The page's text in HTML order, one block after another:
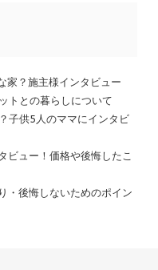
家？施主様インタビュー
トとの暮らしについて
子供5人のママにインタビ
ビュー！価格や後悔したこ
・後悔しないためのポイン